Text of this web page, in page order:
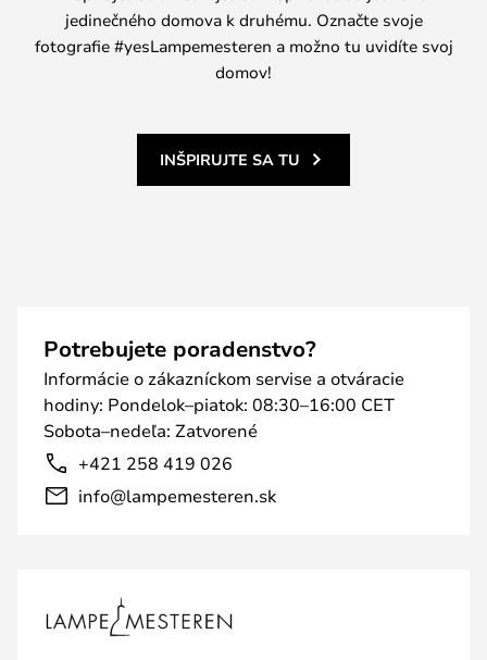
jedinečného domova k druhému. Označte svoje
fotografie #yesLampemesteren a možno tu uvidíte svoj
domov!
INŠPIRUJTE SA TU
Potrebujete poradenstvo?
Informácie o zákazníckom servise a otváracie
hodiny: Pondelok–piatok: 08:30–16:00 CET
Sobota–nedeľa: Zatvorené
+421 258 419 026
info@lampemesteren.sk